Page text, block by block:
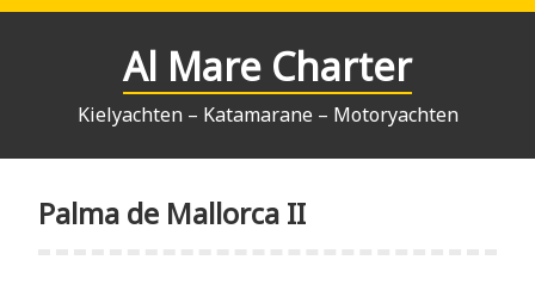
Zum
Al Mare Charter
Kielyachten – Katamarane – Motoryachten
Palma de Mallorca II